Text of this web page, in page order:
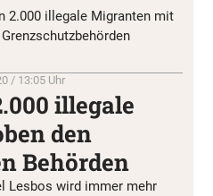
2.000 illegale Migranten mit
/ 13:05 Uhr
illegale
den
Behörden
Lesbos wird immer mehr